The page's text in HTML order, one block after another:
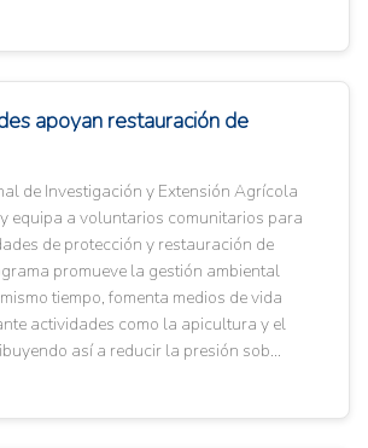
apoyan restauración de
de Investigación y Extensión Agrícola
equipa a voluntarios comunitarios para
de protección y restauración de
promueve la gestión ambiental
tiempo, fomenta medios de vida
actividades como la apicultura y el
así a reducir la presión sob...